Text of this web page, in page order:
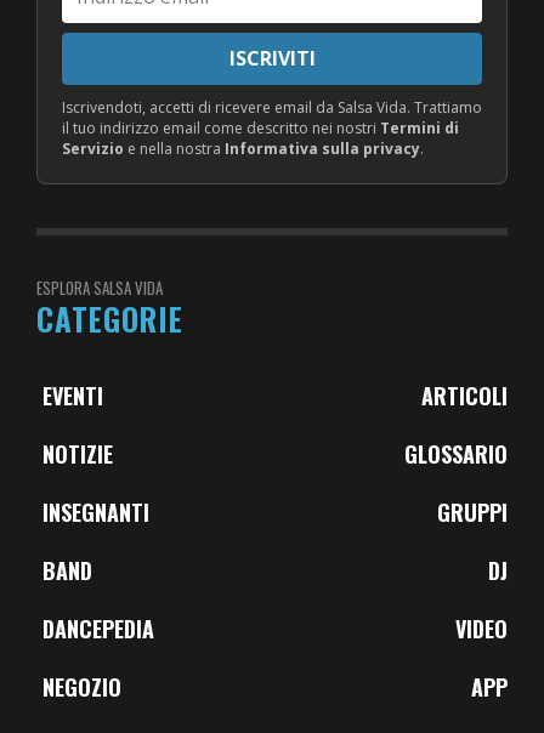
email
ISCRIVITI
Iscrivendoti, accetti di ricevere email da Salsa Vida. Trattiamo
il tuo indirizzo email come descritto nei nostri Termini di
Servizio e nella nostra Informativa sulla privacy.
ESPLORA SALSA VIDA
CATEGORIE
ARTICOLI
EVENTI
GLOSSARIO
NOTIZIE
GRUPPI
INSEGNANTI
DJ
BAND
VIDEO
DANCEPEDIA
APP
NEGOZIO